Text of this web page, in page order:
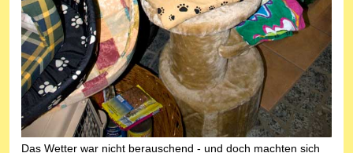
Das Wetter war nicht berauschend - und doch machten sich